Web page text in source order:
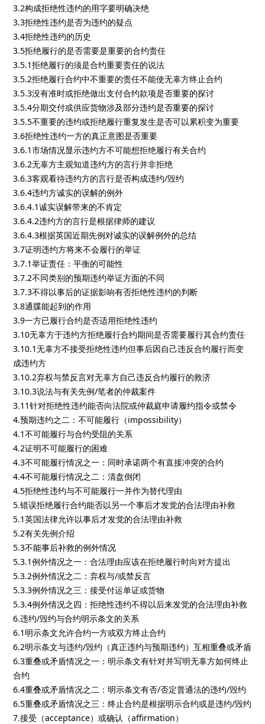
3.2构成拒绝性违约的用字要明确决绝
3.3拒绝性违约是否为违约的疑点
3.4拒绝性违约的历史
3.5拒绝履行的是否需要是重要的合约责任
3.5.1拒绝履行的须是合约重要责任的说法
3.5.2拒绝履行合约中不重要的责任不能使无辜方终止合约
3.5.3没有准时或拒绝做出支付合约款项是否重要的探讨
3.5.4分期交付或供应货物涉及部分违约是否重要的探讨
3.5.5不重要的违约或拒绝履行重复发生是否可以累积变为重要
3.6拒绝性违约一方的真正意图是否重要
3.6.1市场情况显示违约方不可能想拒绝履行有关合约
3.6.2无辜方主观知道违约方的言行并非拒绝
3.6.3客观看待违约方的言行是否构成违约/毁约
3.6.4违约方诚实的误解的例外
3.6.4.1诚实误解带来的不肯定
3.6.4.2违约方的言行是根据律师的建议
3.6.4.3根据英国近期先例对诚实的误解例外的总结
3.7证明违约方将来不会履行的举证
3.7.1举证责任：平衡的可能性
3.7.2不同类别的预期违约举证方面的不同
3.7.3不得以事后的证据影响有否拒绝性违约的判断
3.8通牒能起到的作用
3.9一方已履行合约是否适用拒绝性违约
3.10无辜方于违约方拒绝履行合约期间是否需要履行其合约责任
3.10.1无辜方不接受拒绝性违约但事后因自己违反合约履行而变
成违约方
3.10.2弃权与禁反言对无辜方自己违反合约履行的救济
3.10.3说法与有关先例/笔者的仲裁案件
3.11针对拒绝性违约能否向法院或仲裁庭申请履约指令或禁令
4.预期违约之二：不可能履行（impossibility）
4.1不可能履行与合约受阻的关系
4.2证明不可能履行的困难
4.3不可能履行情况之一：同时承诺两个有直接冲突的合约
4.4不可能履行情况之二：清盘倒闭
4.5拒绝性违约与不可能履行一并作为替代理由
5.错误拒绝履行合约能否以另一个事后才发觉的合法理由补救
5.1英国法律允许以事后才发觉的合法理由补救
5.2有关先例介绍
5.3不能事后补救的例外情况
5.3.1例外情况之一：合法理由应该在拒绝履行时向对方提出
5.3.2例外情况之二：弃权与/或禁反言
5.3.3例外情况之三：接受付运单证或货物
5.3.4例外情况之四：拒绝性违约不得以后来发觉的合法理由补救
6.违约/毁约与合约明示条文的关系
6.1明示条文允许合约一方或双方终止合约
6.2明示条文与违约/毁约（真正违约与预期违约）互相重叠或矛盾
6.3重叠或矛盾情况之一：明示条文有针对并写明无辜方如何终止
合约
6.4重叠或矛盾情况之二：明示条文有否/否定普通法的违约/毁约
6.5重叠或矛盾情况之三：终止合约是根据明示合约或是违约/毁约
7.接受（acceptance）或确认（affirmation）